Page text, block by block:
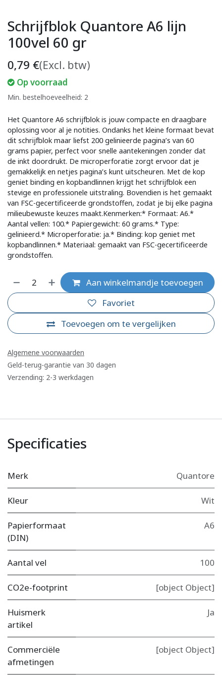
Schrijfblok Quantore A6 lijn
100vel 60 gr
0,79 €(Excl. btw)
Op voorraad
Min. bestelhoeveelheid: 2
Het Quantore A6 schrijfblok is jouw compacte en draagbare
oplossing voor al je notities. Ondanks het kleine formaat bevat
dit schrijfblok maar liefst 200 gelinieerde pagina’s van 60
grams papier, perfect voor snelle aantekeningen zonder dat
de inkt doordrukt. De microperforatie zorgt ervoor dat je
gemakkelijk en netjes pagina’s kunt uitscheuren. Met de kop
geniet binding en kopbandlinnen krijgt het schrijfblok een
stevige en professionele uitstraling. Bovendien is het gemaakt
van FSC-gecertificeerde grondstoffen, zodat je bij elke pagina
milieubewuste keuzes maakt.Kenmerken:* Formaat: A6.*
Aantal vellen: 100.* Papiergewicht: 60 grams.* Type:
gelinieerd.* Microperforatie: ja.* Binding: kop geniet met
kopbandlinnen.* Materiaal: gemaakt van FSC-gecertificeerde
grondstoffen.
Aan winkelmandje toevoegen
Toevoegen om te vergelijken
Favoriet
Algemene voorwaarden
Geld-terug-garantie van 30 dagen
Verzending: 2-3 werkdagen
Specificaties
Merk Quantore
Kleur Wit
Papierformaat
(DIN)
A6
Aantal vel 100
CO2e-footprint [object Object]
Huismerk
artikel
Ja
Commerciële
afmetingen
[object Object]